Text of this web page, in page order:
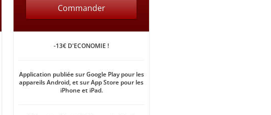
Commander
-13€ D'ECONOMIE !
Application publiée sur Google Play pour les
appareils Android, et sur App Store pour les
iPhone et iPad.